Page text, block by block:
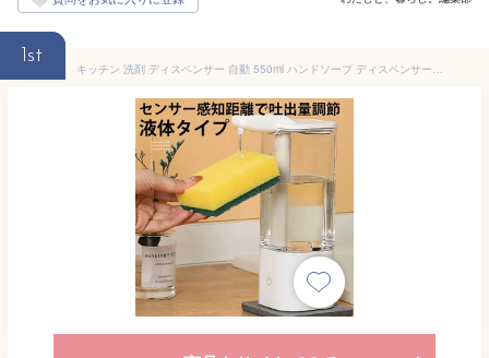
1st
キッチン 洗剤 ディスペンサー 自動 550ml ハンドソープ ディスペンサー 自動 液体 充電式 おしゃれ キッチン 洗剤 ディスペンサー 自動 液体 ディスペンサー アルコール 自動 sn